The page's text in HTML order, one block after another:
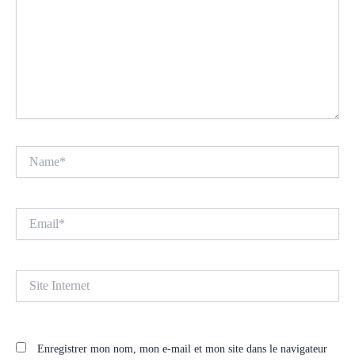
Internet
Enregistrer mon nom, mon e-mail et mon site dans le navigateur